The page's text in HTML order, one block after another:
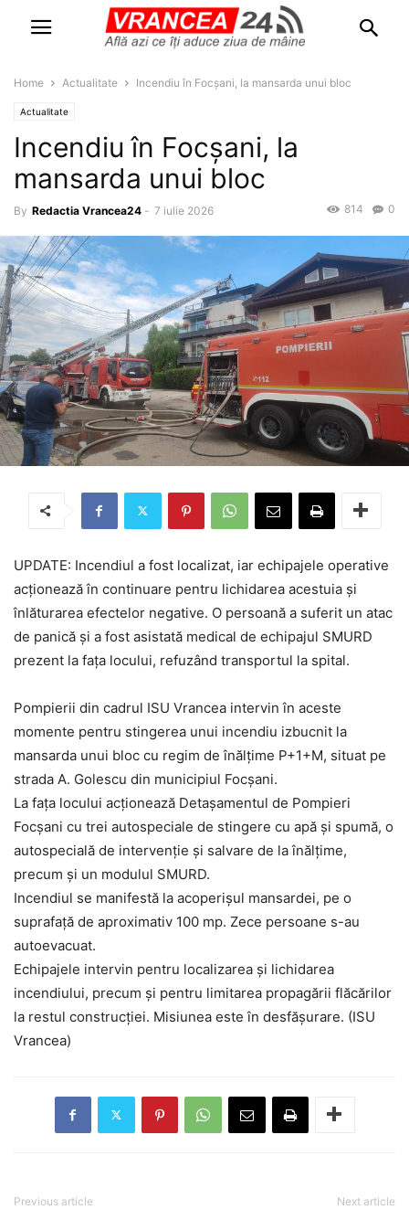
Home Actualitate Incendiu în Focșani, la mansarda unui bloc
Actualitate
Incendiu în Focșani, la
mansarda unui bloc
By Redactia Vrancea24 - 7 iulie 2026 0
814
UPDATE: Incendiul a fost localizat, iar echipajele operative
acționează în continuare pentru lichidarea acestuia și
înlăturarea efectelor negative. O persoană a suferit un atac
de panică și a fost asistată medical de echipajul SMURD
prezent la fața locului, refuzând transportul la spital.
Pompierii din cadrul ISU Vrancea intervin în aceste
momente pentru stingerea unui incendiu izbucnit la
mansarda unui bloc cu regim de înălțime P+1+M, situat pe
strada A. Golescu din municipiul Focșani.
La fața locului acționează Detașamentul de Pompieri
Focșani cu trei autospeciale de stingere cu apă și spumă, o
autospecială de intervenție și salvare de la înălțime,
precum și un modulul SMURD.
Incendiul se manifestă la acoperișul mansardei, pe o
suprafață de aproximativ 100 mp. Zece persoane s-au
autoevacuat.
Echipajele intervin pentru localizarea și lichidarea
incendiului, precum și pentru limitarea propagării flăcărilor
la restul construcției. Misiunea este în desfășurare. (ISU
Vrancea)
Previous article Next article